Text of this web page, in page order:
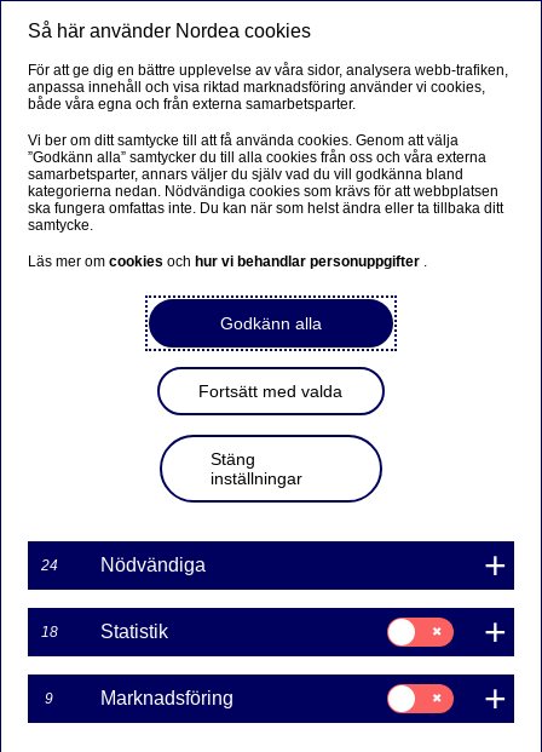
Så här använder Nordea cookies
För att ge dig en bättre upplevelse av våra sidor, analysera webb-trafiken,
anpassa innehåll och visa riktad marknadsföring använder vi cookies,
både våra egna och från externa samarbetsparter.
Vi ber om ditt samtycke till att få använda cookies. Genom att välja
”Godkänn alla” samtycker du till alla cookies från oss och våra externa
samarbetsparter, annars väljer du själv vad du vill godkänna bland
kategorierna nedan. Nödvändiga cookies som krävs för att webbplatsen
ska fungera omfattas inte. Du kan när som helst ändra eller ta tillbaka ditt
samtycke.
Läs mer omcookiesoch hur vi behandlar personuppgifter .
Godkänn alla
Fortsätt med valda
Stäng
inställningar
24 Nödvändiga
18 Statistik
Samtycke
för:
Statistik
9 Marknadsföring
Samtycke
för:
Marknadsföring